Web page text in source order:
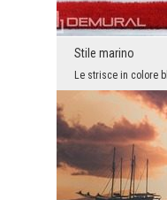
Stile marino